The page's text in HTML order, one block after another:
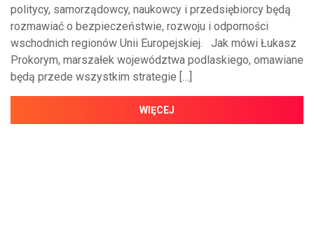
politycy, samorządowcy, naukowcy i przedsiębiorcy będą
rozmawiać o bezpieczeństwie, rozwoju i odporności
wschodnich regionów Unii Europejskiej. Jak mówi Łukasz
Prokorym, marszałek województwa podlaskiego, omawiane
będą przede wszystkim strategie […]
WIĘCEJ